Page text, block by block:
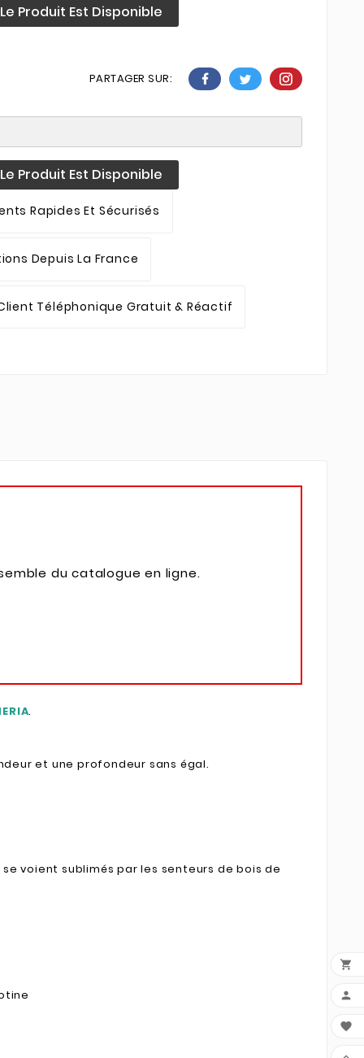
Produit Est Disponible
PARTAGER SUR:
Produit Est Disponible
Rapides Et Sécurisés
Depuis La France
Téléphonique Gratuit & Réactif
du catalogue en ligne.
.
et une profondeur sans égal.
voient sublimés par les senteurs de bois de


